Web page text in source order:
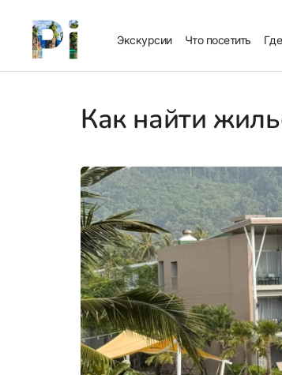
Экскурсии Что посетить
Как найти